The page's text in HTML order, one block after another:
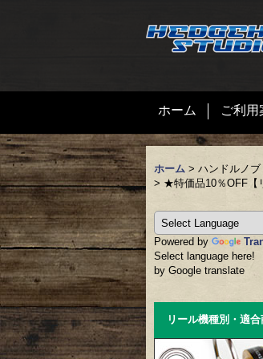
ホーム ご利用
ホーム > ハンドルノブ
> ★特価品10％OFF【
Powered by
Select language here!
by Google translate
リール機種別・適